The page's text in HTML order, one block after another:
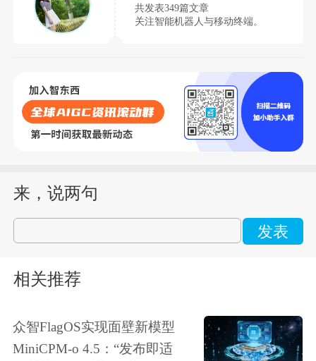
共发表349篇文章
关注智能机器人与移动终端。
来，说两句
发表
相关推荐
众智FlagOS实现面壁新模型
MiniCPM-o 4.5：“发布即适